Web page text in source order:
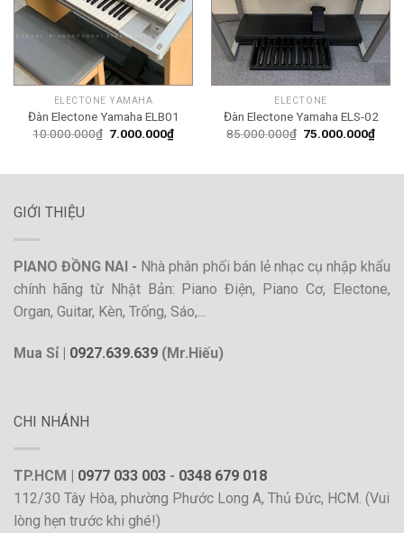
ELECTONE YAMAHA
Đàn Electone Yamaha ELB01
10.000.000₫ Giá
7.000.000₫Giá
7.000.000₫.
ELECTONE
Đàn Electone Yamaha ELS-02
85.000.000₫ Giá
75.000.000₫Giá
GIỚI THIỆU
PIANO ĐỒNG NAI - Nhà phân phối bán lẻ nhạc cụ nhập khẩu
chính hãng từ Nhật Bản: Piano Điện, Piano Cơ, Electone,
Organ, Guitar, Kèn, Trống, Sáo,...
Mua Sỉ | 0927.639.639 (Mr.Hiếu)
CHI NHÁNH
TP.HCM | 0977 033 003 - 0348 679 018
112/30 Tây Hòa, phường Phước Long A, Thủ Đức, HCM. (Vui
lòng hẹn trước khi ghé!)